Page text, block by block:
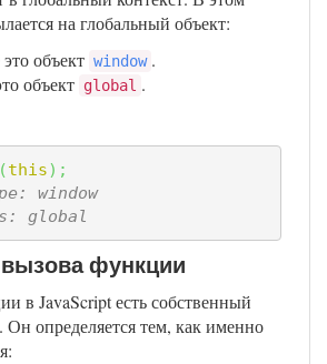
на глобальный объект:
объект window .
объект global .
(this) ;
window
global
вызова функции
в JavaScript есть собственный
Он определяется тем, как именно